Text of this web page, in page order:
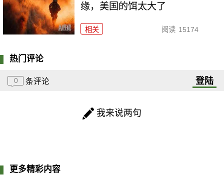
缘，美国的饵太大了
相关 阅读 15174
热门评论
0 条评论 登陆
我来说两句
更多精彩内容